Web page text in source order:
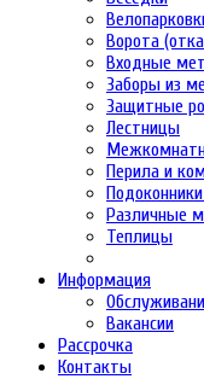
Ворота
Входные
Заборы из
Защитные
Лестницы
Перила и
Различные
Теплицы
Информация
Вакансии
Рассрочка
Контакты